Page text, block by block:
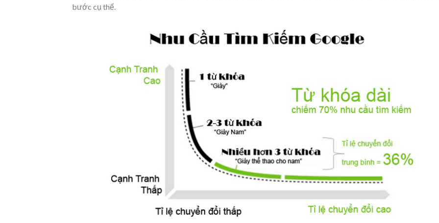
bước cụ thể.